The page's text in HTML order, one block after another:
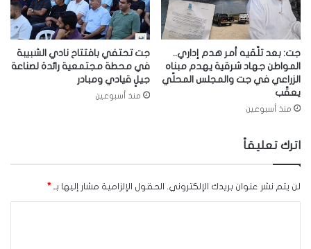
جت: بعد تلّقيه أمر هدم إداري..
المواطن جهاد شرقية يهدم مبناه
الزراعي في جت والمجلس المحلّي
يعقّب
منذ أسبوعين
جت تحتفي بافتتاح نادي الشبيبة
في محطة مجتمعية رائدة لصناعة
جيلٍ قيادي ومبادر
منذ أسبوعين
اترك تعليقاً
لن يتم نشر عنوان بريدك الإلكتروني. الحقول الإلزامية مشار إليها بـ *